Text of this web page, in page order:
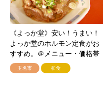
《よっか堂》安い！うまい！
よっか堂のホルモン定食がお
すすめ。＠メニュー・価格帯
玉名市 和食